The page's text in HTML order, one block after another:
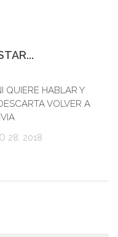
QUIERE HABLAR Y
VOLVER A
28, 2018